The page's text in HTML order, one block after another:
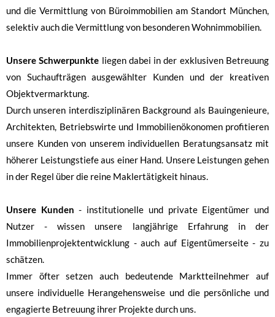
und die Vermittlung von Büroimmobilien am Standort München,
selektiv auch die Vermittlung von besonderen Wohnimmobilien.
Unsere Schwerpunkte liegen dabei in der exklusiven Betreuung
von Suchaufträgen ausgewählter Kunden und der kreativen
Objektvermarktung.
Durch unseren interdisziplinären Background als Bauingenieure,
Architekten, Betriebswirte und Immobilienökonomen profitieren
unsere Kunden von unserem individuellen Beratungsansatz mit
höherer Leistungstiefe aus einer Hand. Unsere Leistungen gehen
in der Regel über die reine Maklertätigkeit hinaus.
Unsere Kunden - institutionelle und private Eigentümer und
Nutzer - wissen unsere langjährige Erfahrung in der
Immobilienprojektentwicklung - auch auf Eigentümerseite - zu
schätzen.
Immer öfter setzen auch bedeutende Marktteilnehmer auf
unsere individuelle Herangehensweise und die persönliche und
engagierte Betreuung ihrer Projekte durch uns.